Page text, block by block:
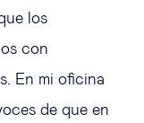
los
con
En mi oficina
de que en